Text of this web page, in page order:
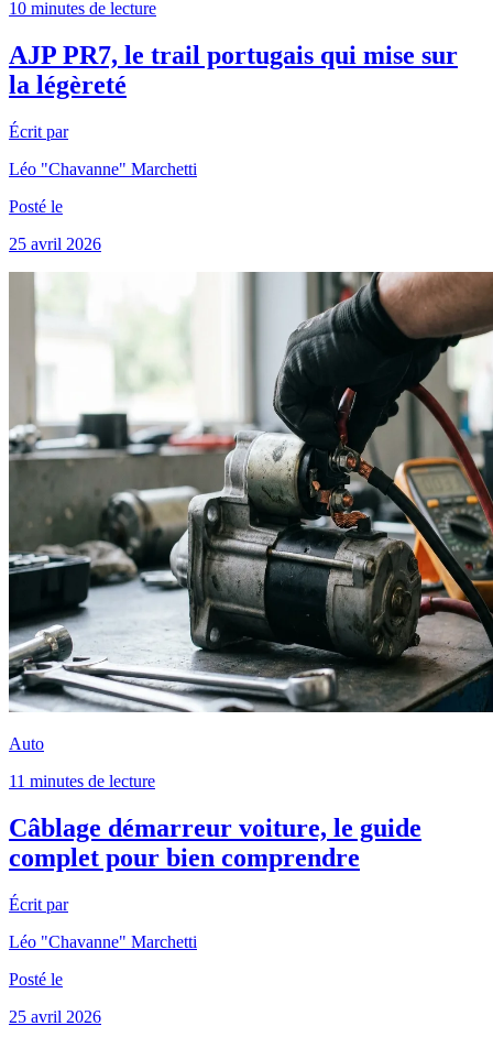
10 minutes de lecture
AJP PR7, le trail portugais qui mise sur
la légèreté
Écrit par
Léo "Chavanne" Marchetti
Posté le
25 avril 2026
Auto
11 minutes de lecture
Câblage démarreur voiture, le guide
complet pour bien comprendre
Écrit par
Léo "Chavanne" Marchetti
Posté le
25 avril 2026